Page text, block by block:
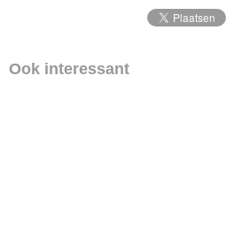
Ook interessant